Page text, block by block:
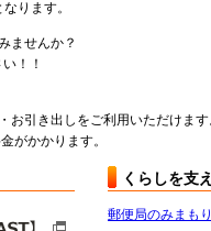
ります。
ませんか？
！！
引き出しをご利用いただけます
がかかります。
くらしを支
郵便局のみまも